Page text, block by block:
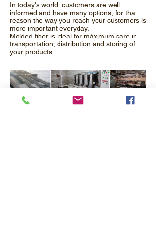
In today's world, customers are well
informed and have many options, for that
reason the way you reach your customers is
more important everyday.
Molded fiber is ideal for máximum care in
transportation, distribution and storing of
your products